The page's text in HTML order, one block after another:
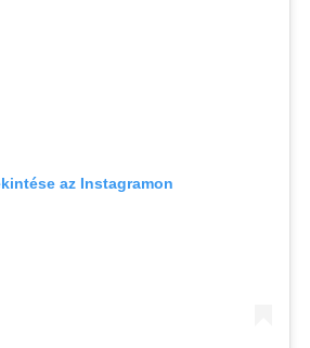
az Instagramon